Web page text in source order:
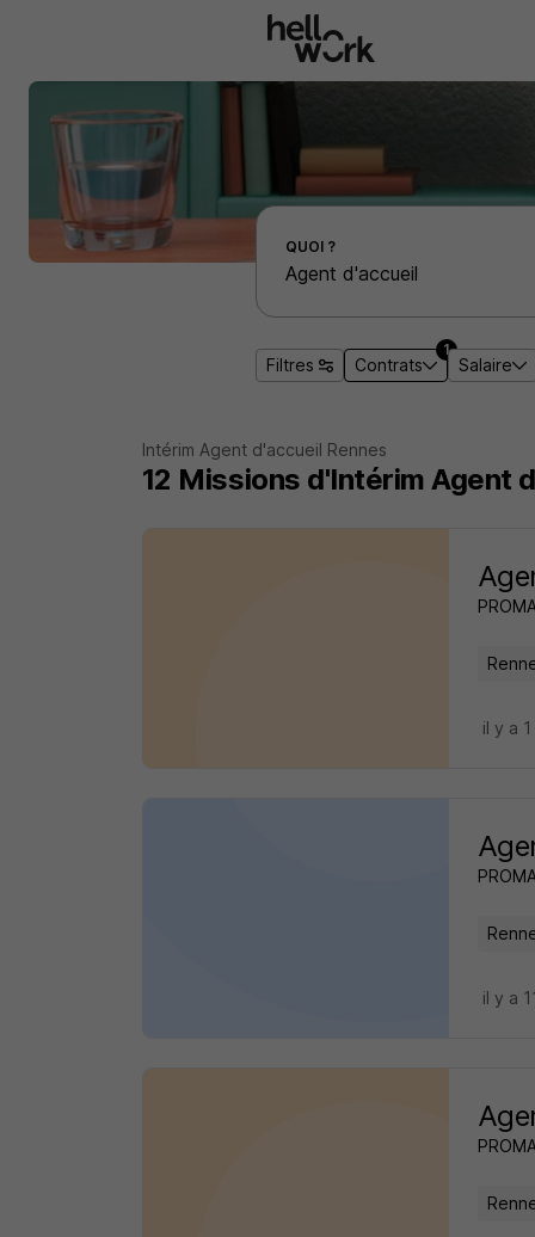
Effectuer une recherche d'emploi par localité
QUOI ?
Filtres Contrats
1
Salaire
Intérim Agent d'accueil Rennes
12 Missions d'Intérim Agent
il y a
il y a